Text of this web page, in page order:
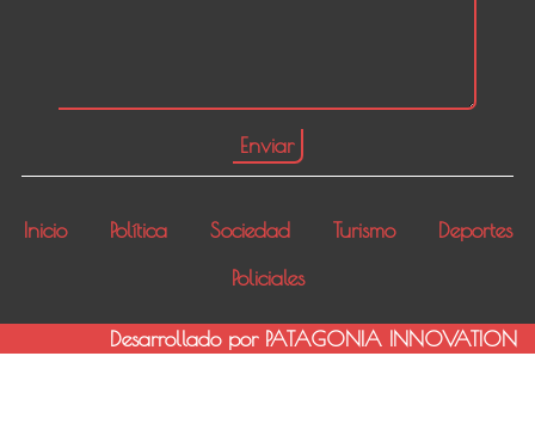
Inicio Política Sociedad Turismo
Deportes
Policiales
Desarrollado por PATAGONIA INNOVATION